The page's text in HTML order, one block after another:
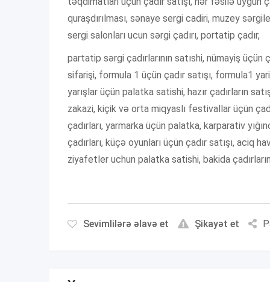
quraşdırılması, sənaye sergi cadiri, muzey
sergi salonları ucun sərgi çadırı, portatip çadır,
partatip sərgi çadırlarının satıshi, nümayiş üçün
sifarişi, formula 1 üçün çadır satışı, formula1
yarışlar üçün palatka satishi, hazır çadırların
zakazi, kiçik və orta miqyaslı festivallar üçün
çadırları, yarmarka üçün palatka, karparativ
çadırları, küçə oyunları üçün çadır satışı, aciq
ziyafetler uchun palatka satishi, bakida
Sevimlilərə əlavə et Şikayət et